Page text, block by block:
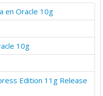
en Oracle 10g
10g
Edition 11g Release